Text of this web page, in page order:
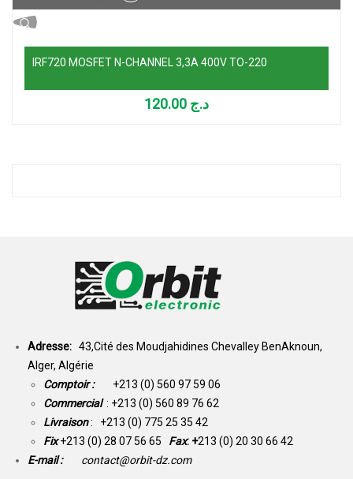
IRF720 MOSFET N-CHANNEL 3,3A 400V TO-220
د.ج
Adresse: 43,Cité des Moudjahidines Chevalley BenAknoun,
Alger, Algérie
Comptoir : +213 (0) 560 97 59 06
Commercial : +213 (0) 560 89 76 62
Livraison: +213 (0) 775 25 35 42
Fix +213 (0) 28 07 56 65 Fax: +213 (0) 20 30 66 42
E-mail :
contact@orbit-dz.com